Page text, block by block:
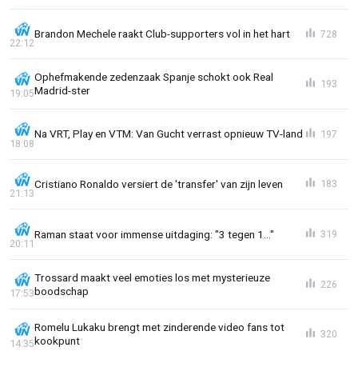
Brandon Mechele raakt Club-supporters vol in het hart
22:12
728
Ophefmakende zedenzaak Spanje schokt ook Real
Madrid-ster
19:05
193
Na VRT, Play en VTM: Van Gucht verrast opnieuw TV-land
18:08
197
Cristiano Ronaldo versiert de 'transfer' van zijn leven
21:13
183
Raman staat voor immense uitdaging: "3 tegen 1..."
20:11
319
Trossard maakt veel emoties los met mysterieuze
boodschap
17:53
226
Romelu Lukaku brengt met zinderende video fans tot
kookpunt
14:35
320